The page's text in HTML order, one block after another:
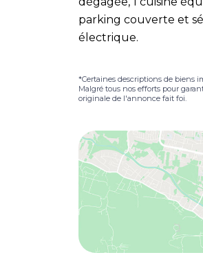
parking couverte et
électrique.
*Certaines descriptions de biens
Malgré tous nos efforts pour
originale de l'annonce fait foi.